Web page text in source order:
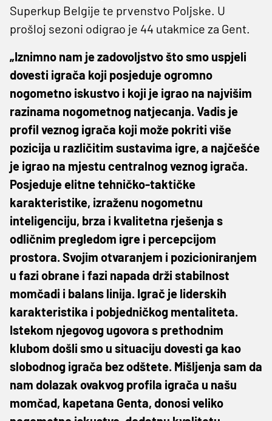
Superkup Belgije te prvenstvo Poljske. U
prošloj sezoni odigrao je 44 utakmice za Gent.
„Iznimno nam je zadovoljstvo što smo uspjeli
dovesti igrača koji posjeduje ogromno
nogometno iskustvo i koji je igrao na najvišim
razinama nogometnog natjecanja. Vadis je
profil veznog igrača koji može pokriti više
pozicija u različitim sustavima igre, a najčešće
je igrao na mjestu centralnog veznog igrača.
Posjeduje elitne tehničko-taktičke
karakteristike, izraženu nogometnu
inteligenciju, brza i kvalitetna rješenja s
odličnim pregledom igre i percepcijom
prostora. Svojim otvaranjem i pozicioniranjem
u fazi obrane i fazi napada drži stabilnost
momčadi i balans linija. Igrač je liderskih
karakteristika i pobjedničkog mentaliteta.
Istekom njegovog ugovora s prethodnim
klubom došli smo u situaciju dovesti ga kao
slobodnog igrača bez odštete. Mišljenja sam da
nam dolazak ovakvog profila igrača u našu
momčad, kapetana Genta, donosi veliko